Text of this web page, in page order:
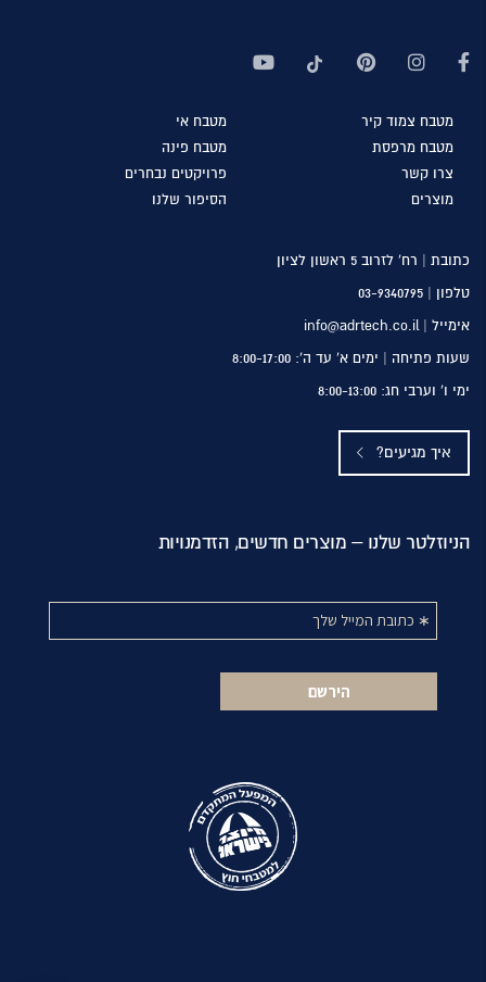
מטבח אי מטבח צמוד קיר
מטבח פינה מטבח מרפסת
פרויקטים נבחרים צרו קשר
הסיפור שלנו מוצרים
כתובת | רח’ לזרוב 5 ראשון לציון
טלפון | 03-9340795
אימייל | info@adrtech.co.il
שעות פתיחה | ימים א’ עד ה’: 8:00-17:00
ימי ו’ וערבי חג: 8:00-13:00
איך מגיעים?
הניוזלטר שלנו – מוצרים חדשים, הזדמנויות